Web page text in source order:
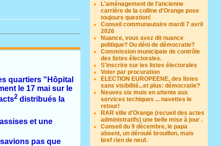
quartiers "Hôpital
le 17 mai sur le
2 distribués la
et une
pas que
L'aménagement de l'ancienne
carrière de la colline d'Orange pose
toujours question!
Conseil communautaire mardi 7 avril
2026
Nuance, vous avez dit nuance
politique? Ou déni de démocratie?
Commission municipale de contrôle
des listes électorales.
S'inscrire sur les listes électorales
Voter par procuration
ELECTION EUROPEENE, des listes
sans visibilité...et plus: démocratie?
Neuves six mois en attente aux
services techiques ... navettes le
retour!
RAR ville d'Orange (recueil des actes
administratifs) une belle mise à jour .
Conseil du 9 décembre, le papa
absent, un déroulé brouillon, mais
bref rien de neuf.